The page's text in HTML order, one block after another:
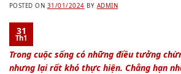
POSTED ON 31/01/2024 BY ADMIN
31
Th1
Trong cuộc sống có những điều tưởng
nhưng lại rất khó thực hiện. Chẳng hạn